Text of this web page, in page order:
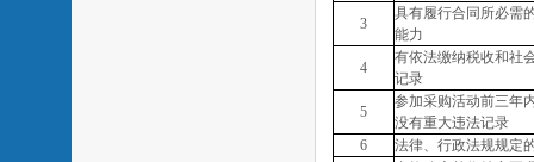
3
具有履行合同所必需
能力
4
有依法缴纳税收和社
记录
5
参加采购活动前三年
没有重大违法记录
6
法律、行政法规规定